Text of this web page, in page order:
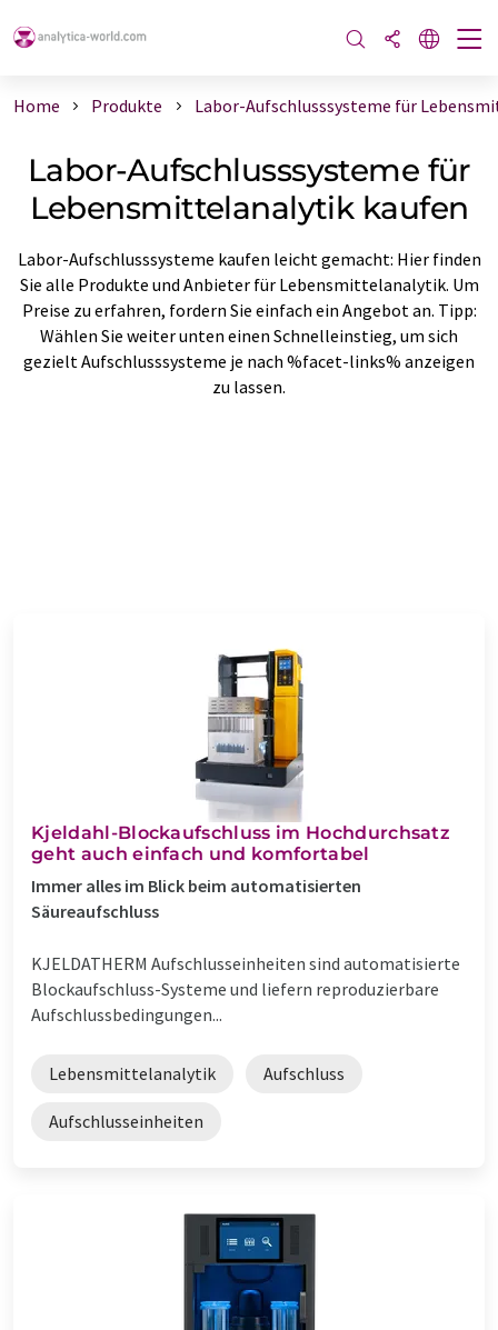
Home Produkte Labor-Aufschlusssysteme für
Labor-Aufschlusssysteme für
Lebensmittelanalytik kaufen
Labor-Aufschlusssysteme kaufen leicht gemacht: Hier finden
Sie alle Produkte und Anbieter für Lebensmittelanalytik. Um
Preise zu erfahren, fordern Sie einfach ein Angebot an. Tipp:
Wählen Sie weiter unten einen Schnelleinstieg, um sich
gezielt Aufschlusssysteme je nach %facet-links% anzeigen
zu lassen.
Kjeldahl-Blockaufschluss im Hochdurchsatz
geht auch einfach und komfortabel
Immer alles im Blick beim automatisierten
Säureaufschluss
KJELDATHERM Aufschlusseinheiten sind automatisierte
Blockaufschluss-Systeme und liefern reproduzierbare
Aufschlussbedingungen...
Lebensmittelanalytik Aufschluss
Aufschlusseinheiten